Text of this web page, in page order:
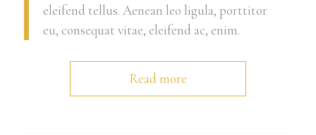
eleifend tellus. Aenean leo ligula, porttitor
eu, consequat vitae, eleifend ac, enim.
Read more